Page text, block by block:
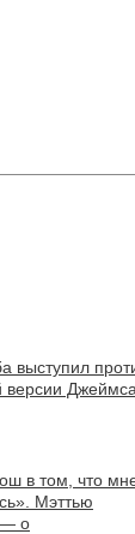
выступил
версии Джеймса
в том, что
Мэттью
— о